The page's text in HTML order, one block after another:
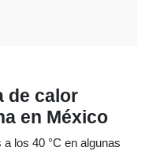
de calor
en México
los 40 °C en algunas